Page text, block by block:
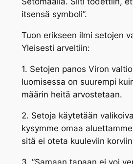
itsensä symboli”.
Tuon erikseen ilmi setojen
Yleisesti arveltiin:
1. Setojen panos Viron
luomisessa on suurempi
määrin heitä arvostetaan.
2. Setoja käytetään
kysymme omaa
sitä ei oteta kuuleviin
3. ”Samaan tapaan ei voi